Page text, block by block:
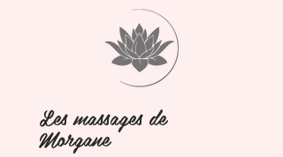
Les massages de
Morgane